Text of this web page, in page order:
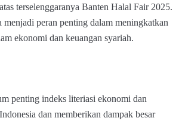
terselenggaranya Banten Halal Fair 2025.
menjadi peran penting dalam meningkatkan
ekonomi dan keuangan syariah.
penting indeks literiasi ekonomi dan
dan memberikan dampak besar